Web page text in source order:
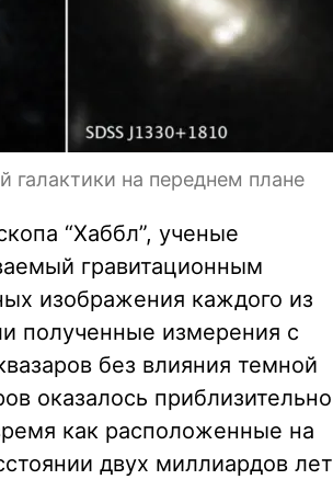
галактики на переднем плане
“Хаббл”, ученые
гравитационным
изображения каждого из
полученные измерения с
без влияния темной
оказалось приблизительно
как расположенные на
двух миллиардов лет